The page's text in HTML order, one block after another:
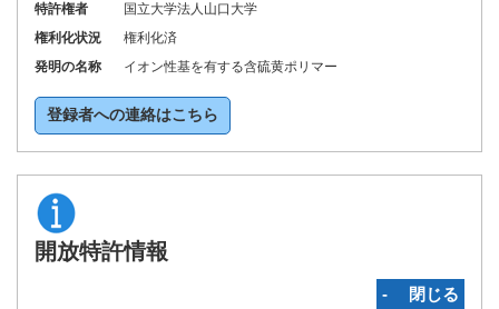
特許権者
国立大学法人山口大学
権利化状況
権利化済
発明の名称
イオン性基を有する含硫黄ポリマー
登録者への連絡はこちら
開放特許情報
‐ 閉じる